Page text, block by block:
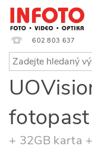
602 803 637
fotopast
+ 32GB karta